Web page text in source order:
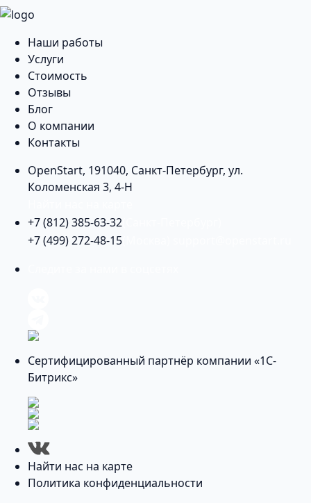
Наши работы
Услуги
Стоимость
Отзывы
Блог
О компании
Контакты
OpenStart, 191040, Санкт-Петербург, ул.
Коломенская 3, 4-Н
+7 (812) 385-63-32
+7 (499) 272-48-15
Сертифицированный партнёр компании «1С-
Битрикс»
Найти нас на карте
Политика конфиденциальности